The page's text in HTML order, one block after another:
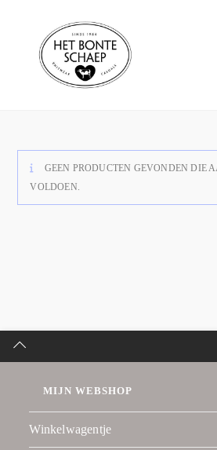
GEEN PRODUCTEN GEVONDEN DIE
VOLDOEN.
MIJN WEBSHOP
Winkelwagentje